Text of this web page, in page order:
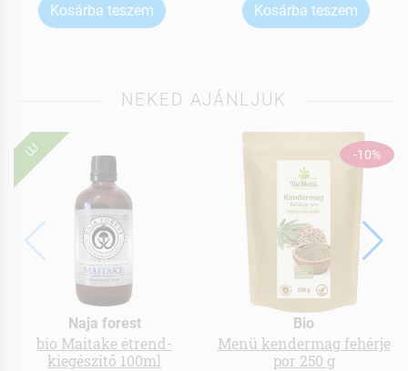
Kosárba teszem Kosárba teszem
NEKED AJÁNLJUK
ÚJ
Naja forest
bio Maitake étrend-
kiegészítő 100ml
-10%
Bio
Menü kendermag fehérje
por 250 g